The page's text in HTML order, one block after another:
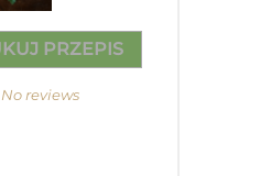
PRZEPIS
No reviews